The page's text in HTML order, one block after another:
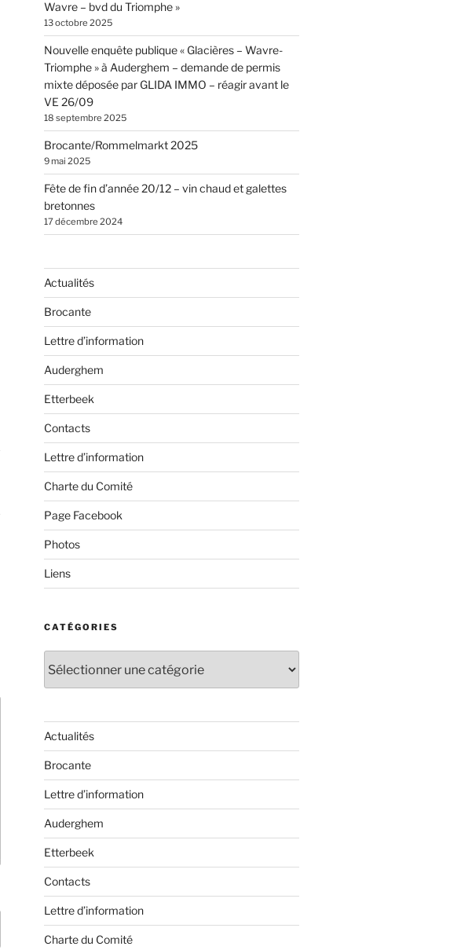
Wavre – bvd du Triomphe »
13 octobre 2025
Nouvelle enquête publique « Glacières – Wavre-
Triomphe » à Auderghem – demande de permis
mixte déposée par GLIDA IMMO – réagir avant le
VE 26/09
18 septembre 2025
Brocante/Rommelmarkt 2025
9 mai 2025
Fête de fin d’année 20/12 – vin chaud et galettes
bretonnes
17 décembre 2024
Actualités
Brocante
Lettre d’information
Auderghem
Etterbeek
Contacts
Lettre d’information
Charte du Comité
Page Facebook
Photos
Liens
CATÉGORIES
Actualités
Brocante
Lettre d’information
Auderghem
Etterbeek
Contacts
Lettre d’information
Charte du Comité